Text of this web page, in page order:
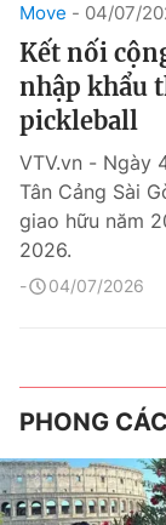
Move 04/07/
Kết nối
nhập khẩu
pickleball
VTV.vn - Ngày
Tân Cảng Sài
giao hữu năm
2026.
04/07/2026
PHONG